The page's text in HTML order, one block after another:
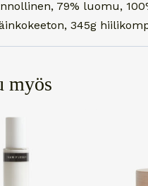
79% luomu,
345g
myös